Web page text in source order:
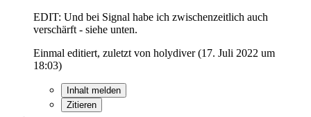
EDIT: Und bei Signal habe ich zwischenzeitlich auch
verschärft - siehe unten.
Einmal editiert, zuletzt von holydiver (17. Juli 2022 um
18:03)
Inhalt melden
Zitieren